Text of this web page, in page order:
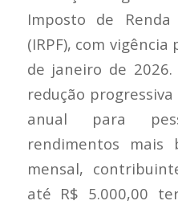
Imposto de Renda
(IRPF), com
de janeiro de
redução
anual para
rendimentos mais
mensal,
até R$ 5.000,00